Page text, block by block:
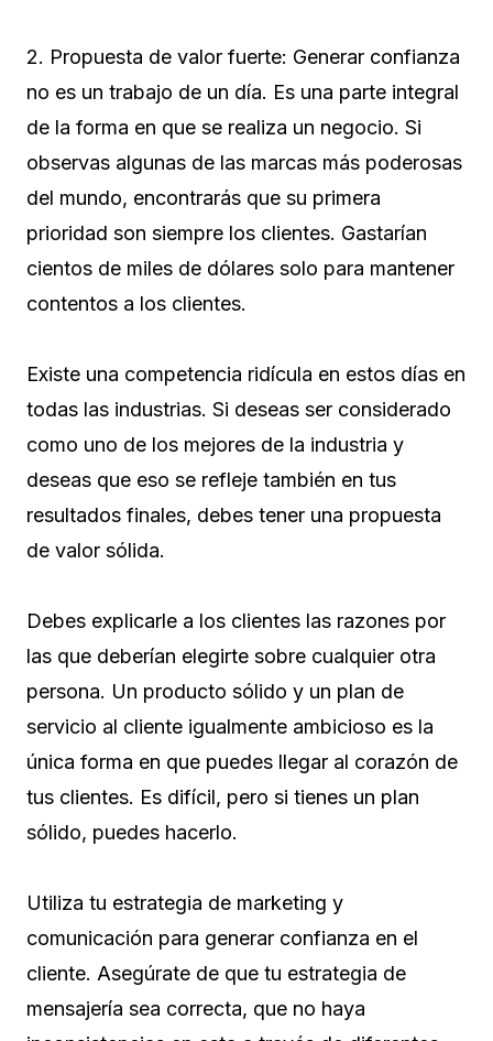
2. Propuesta de valor fuerte: Generar confianza
no es un trabajo de un día. Es una parte integral
de la forma en que se realiza un negocio. Si
observas algunas de las marcas más poderosas
del mundo, encontrarás que su primera
prioridad son siempre los clientes. Gastarían
cientos de miles de dólares solo para mantener
contentos a los clientes.
Existe una competencia ridícula en estos días en
todas las industrias. Si deseas ser considerado
como uno de los mejores de la industria y
deseas que eso se refleje también en tus
resultados finales, debes tener una propuesta
de valor sólida.
Debes explicarle a los clientes las razones por
las que deberían elegirte sobre cualquier otra
persona. Un producto sólido y un plan de
servicio al cliente igualmente ambicioso es la
única forma en que puedes llegar al corazón de
tus clientes. Es difícil, pero si tienes un plan
sólido, puedes hacerlo.
Utiliza tu estrategia de marketing y
comunicación para generar confianza en el
cliente. Asegúrate de que tu estrategia de
mensajería sea correcta, que no haya